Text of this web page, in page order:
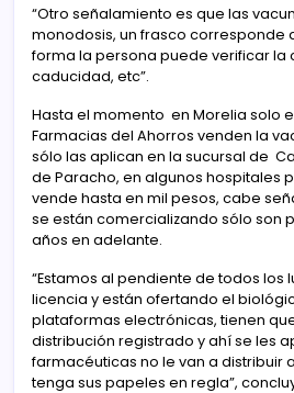
“Otro señalamiento es que las
monodosis, un frasco corresponde
forma la persona puede verificar la
caducidad, etc”.
Hasta el momento en Morelia solo
Farmacias del Ahorros venden la
sólo las aplican en la sucursal de
de Paracho, en algunos hospitales
vende hasta en mil pesos, cabe
se están comercializando sólo son
años en adelante.
“Estamos al pendiente de todos los
licencia y están ofertando el
plataformas electrónicas, tienen
distribución registrado y ahí se les
farmacéuticas no le van a distribuir
tenga sus papeles en regla”,